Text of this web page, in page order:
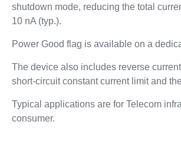
shutdown mode, reducing the total
10 nA (typ.).
Power Good flag is available on a
The device also includes reverse
short-circuit constant current limit and
Typical applications are for Telecom
consumer.